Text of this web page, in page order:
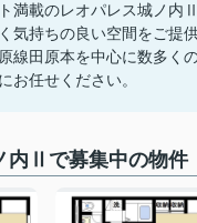
満載のレオパレス城ノ
気持ちの良い空間をご提
線田原本を中心に数多く
お任せください。
内Ⅱで募集中の物件